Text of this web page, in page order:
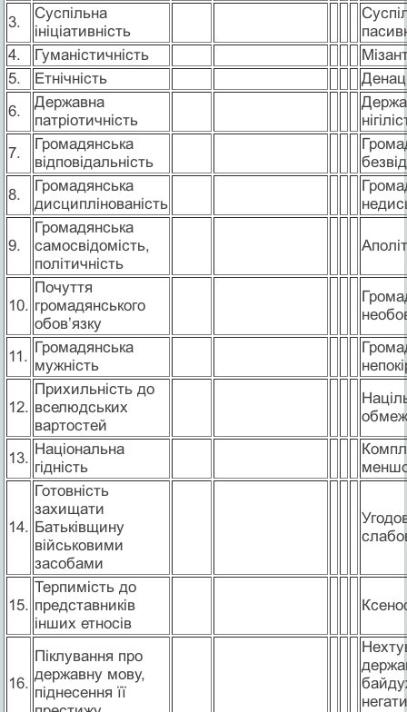
3.
Суспільна
ініціативність
4.
Гуманістичність
5.
Етнічність
6.
Державна
патріотичність
7.
Громадянська
відповідальність
8.
Громадянська
дисциплінованість
9.
Громадянська
самосвідомість,
політичність
10.
Почуття
громадянського
обов’язку
11.
Громадянська
мужність
12.
Прихильність до
вселюдських
вартостей
13.
Національна
гідність
14.
Готовність
захищати
Батьківщину
військовими
засобами
15.
Терпимість до
представників
інших етносів
16.
Піклування про
державну мову,
піднесення її